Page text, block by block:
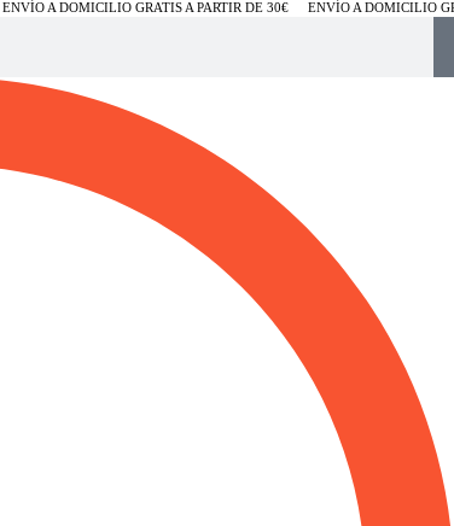
ENVÍO A DOMICILIO GRATIS A PARTIR DE 30€ ENVÍO A DOMICILIO